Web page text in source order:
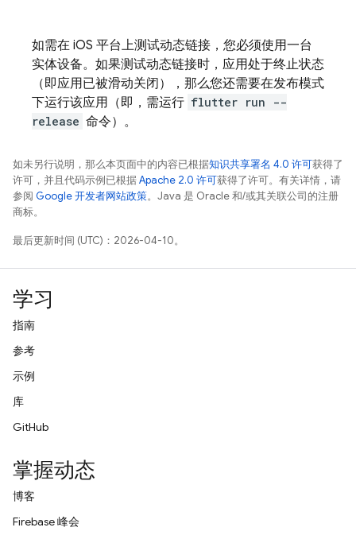
如需在 iOS 平台上测试动态链接，您必须使用一台
实体设备。如果测试动态链接时，应用处于终止状态
（即应用已被滑动关闭），那么您还需要在发布模式
下运行该应用（即，需运行 flutter run --
release 命令）。
如未另行说明，那么本页面中的内容已根据知识共享署名 4.0 许可获得了
许可，并且代码示例已根据Apache 2.0 许可获得了许可。有关详情，请
参阅 Google 开发者网站政策。Java 是 Oracle 和/或其关联公司的注册
商标。
最后更新时间 (UTC)：2026-04-10。
学习
指南
参考
示例
库
GitHub
掌握动态
博客
Firebase 峰会